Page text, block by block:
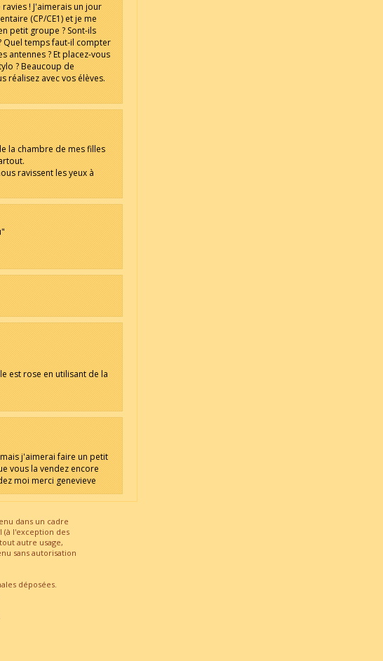
! J'aimerais un jour
(CP/CE1) et je me
petit groupe ? Sont-ils
Quel temps faut-il compter
antennes ? Et placez-vous
? Beaucoup de
réalisez avec vos élèves.
la chambre de mes filles
ravissent les yeux à
est rose en utilisant de la
j'aimerai faire un petit
vous la vendez encore
moi merci genevieve
dans un cadre
(à l'exception des
autre usage,
sans autorisation
déposées.